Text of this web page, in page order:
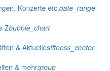
Konzerte etc.date_range
Zbubble_chart
& Aktuellesfitness_center
& mehrgroup